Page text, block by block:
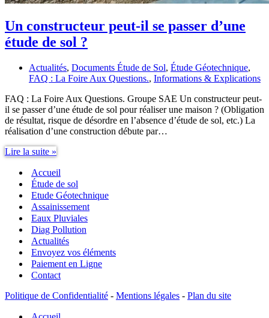
Un constructeur peut-il se passer d’une
étude de sol ?
Actualités, Documents Étude de Sol, Étude Géotechnique,
FAQ : La Foire Aux Questions., Informations & Explications
FAQ : La Foire Aux Questions. Groupe SAE Un constructeur peut-
il se passer d’une étude de sol pour réaliser une maison ? (Obligation
de résultat, risque de désordre en l’absence d’étude de sol, etc.) La
réalisation d’une construction débute par…
Lire la suite »
peut-
il
se
passer
d’une
étude
de
sol
?
Accueil
Étude de sol
Etude Géotechnique
Assainissement
Eaux Pluviales
Diag Pollution
Actualités
Envoyez vos éléments
Paiement en Ligne
Contact
Politique de Confidentialité - Mentions légales - Plan du site